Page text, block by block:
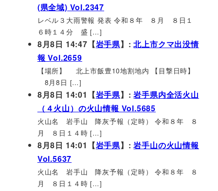
(県全域) Vol.2347
レベル３大雨警報 発表 令和８年 ８月 ８日１
６時１４分 盛 […]
8月8日 14:47【岩手県】:北上市クマ出没情
報 Vol.2659
【場所】 北上市飯豊10地割地内 【目撃日時】
8月8日 […]
8月8日 14:01【岩手県】:岩手県内全活火山
（４火山）の火山情報 Vol.5685
火山名 岩手山 降灰予報（定時） 令和８年 ８
月 ８日１４時 […]
8月8日 14:01【岩手県】:岩手山の火山情報
Vol.5637
火山名 岩手山 降灰予報（定時） 令和８年 ８
月 ８日１４時 […]